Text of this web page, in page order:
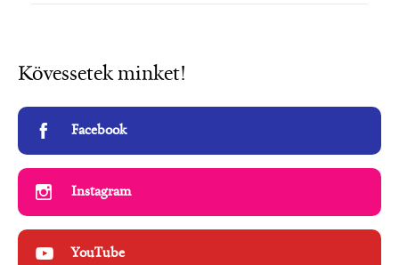
Kövessetek minket!
Facebook
Instagram
YouTube